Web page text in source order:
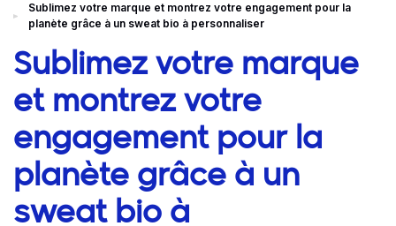
Sublimez votre marque et montrez votre engagement pour la
planète grâce à un sweat bio à personnaliser
Sublimez votre marque
et montrez votre
engagement pour la
planète grâce à un
sweat bio à